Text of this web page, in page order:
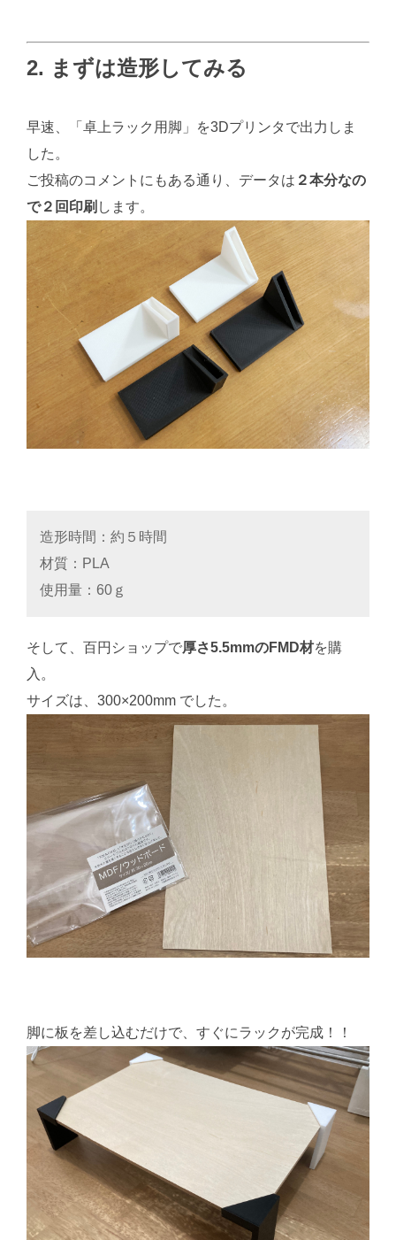
2. まずは造形してみる
早速、「卓上ラック用脚」を3Dプリンタで出力しま
した。
ご投稿のコメントにもある通り、データは ２本分なの
で２回印刷 します。
造形時間：約５時間
材質：PLA
使用量：60ｇ
そして、百円ショップで厚さ5.5mmのFMD材を購
入。
サイズは、300×200mm でした。
脚に板を差し込むだけで、すぐにラックが完成！！